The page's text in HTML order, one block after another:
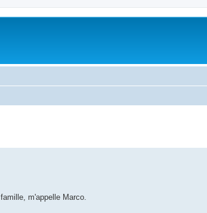
m'appelle Marco.